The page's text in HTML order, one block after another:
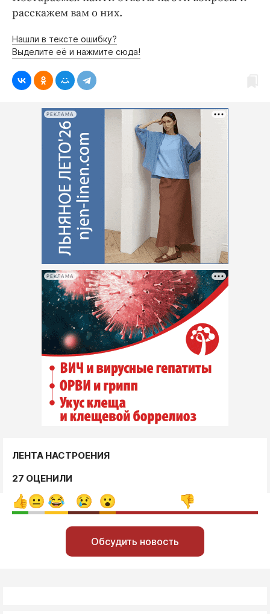
расскажем вам о них.
Нашли в тексте ошибку?
Выделите её и нажмите сюда!
РЕКЛАМА
РЕКЛАМА
ЛЕНТА НАСТРОЕНИЯ
27 ОЦЕНИЛИ
Обсудить новость